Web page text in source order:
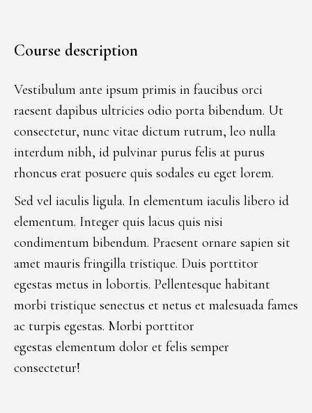
Course description
Vestibulum ante ipsum primis in faucibus orci
raesent dapibus ultricies odio porta bibendum. Ut
consectetur, nunc vitae dictum rutrum, leo nulla
interdum nibh, id pulvinar purus felis at purus
rhoncus erat posuere quis sodales eu eget lorem.
Sed vel iaculis ligula. In elementum iaculis libero id
elementum. Integer quis lacus quis nisi
condimentum bibendum. Praesent ornare sapien sit
amet mauris fringilla tristique. Duis porttitor
egestas metus in lobortis. Pellentesque habitant
morbi tristique senectus et netus et malesuada fames
ac turpis egestas. Morbi porttitor
egestas elementum dolor et felis semper
consectetur!